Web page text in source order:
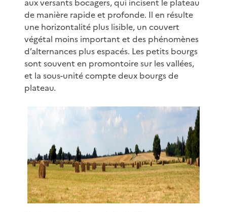
de manière rapide et profonde. Il en résulte
une horizontalité plus lisible, un couvert
végétal moins important et des phénomènes
d’alternances plus espacés. Les petits bourgs
sont souvent en promontoire sur les vallées,
et la sous-unité compte deux bourgs de
plateau.